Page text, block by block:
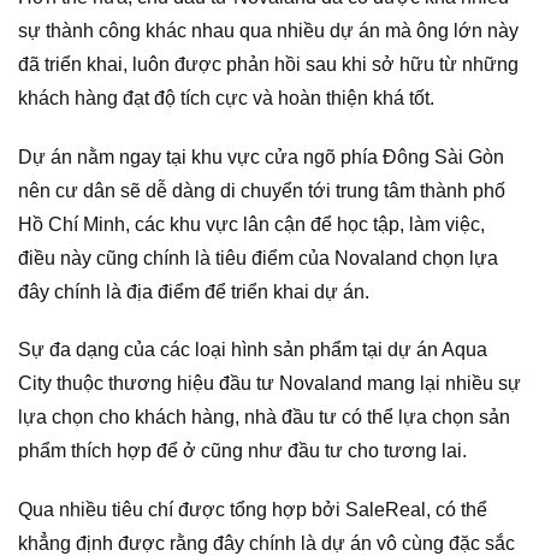
sự thành công khác nhau qua nhiều dự án mà ông lớn này
đã triển khai, luôn được phản hồi sau khi sở hữu từ những
khách hàng đạt độ tích cực và hoàn thiện khá tốt.
Dự án nằm ngay tại khu vực cửa ngõ phía Đông Sài Gòn
nên cư dân sẽ dễ dàng di chuyển tới trung tâm thành phố
Hồ Chí Minh, các khu vực lân cận để học tập, làm việc,
điều này cũng chính là tiêu điểm của Novaland chọn lựa
đây chính là địa điểm để triển khai dự án.
Sự đa dạng của các loại hình sản phẩm tại dự án Aqua
City thuộc thương hiệu đầu tư Novaland mang lại nhiều sự
lựa chọn cho khách hàng, nhà đầu tư có thể lựa chọn sản
phẩm thích hợp để ở cũng như đầu tư cho tương lai.
Qua nhiều tiêu chí được tổng hợp bởi SaleReal, có thể
khẳng định được rằng đây chính là dự án vô cùng đặc sắc